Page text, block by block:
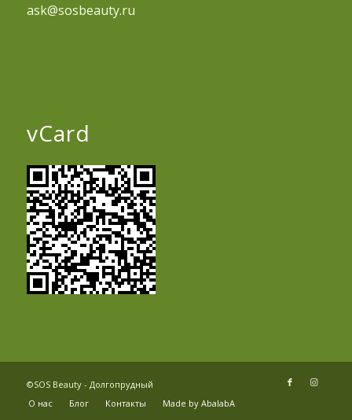
ask@sosbeauty.ru
vCard
©SOS Beauty - Долгопрудный
О нас
Блог Контакты Made by AbalabA